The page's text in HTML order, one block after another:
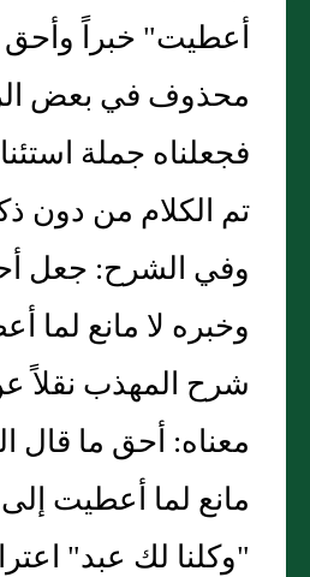
أعطيت" خبراً وأحق
محذوف في بعض
فجعلناه جملة
تم الكلام من دون
وفي الشرح: جعل
وخبره لا مانع لما
شرح المهذب نقلاً
معناه: أحق ما قال
مانع لما أعطيت
"وكلنا لك عبد"